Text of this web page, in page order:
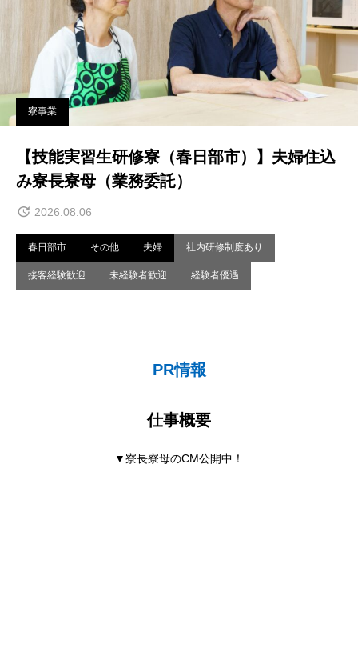
寮事業
【技能実習生研修寮（春日部市）】夫婦住込
み寮長寮母（業務委託）
2026.08.06
春日部市 その他 夫婦 社内研修制度あり
接客経験歓迎 未経験者歓迎 経験者優遇
PR情報
仕事概要
▼寮長寮母のCM公開中！